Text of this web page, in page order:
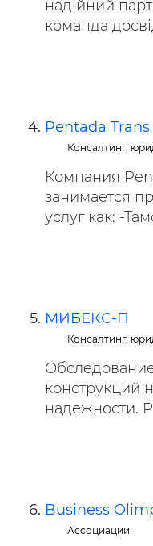
надійний
команда
Pentada Trans
Консалтинг,
Компания
занимается
услуг как: -
МИБЕКС-П
Консалтинг,
конструкций
надежности.
Business
Ассоциации